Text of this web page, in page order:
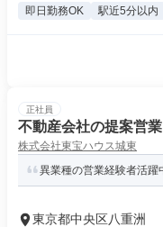
即日勤務OK 駅近5分以内
正社員
不動産会社の提案営業
株式会社東宝ハウス城東
異業種の営業経験者活躍
東京都中央区八重洲